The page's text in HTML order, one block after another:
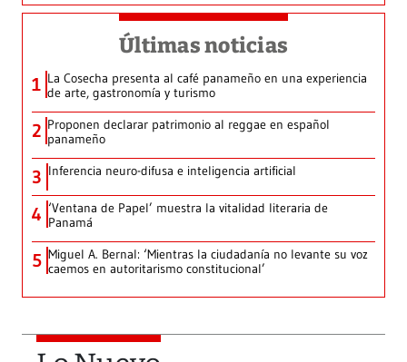
Últimas noticias
1 La Cosecha presenta al café panameño en una experiencia
de arte, gastronomía y turismo
2 Proponen declarar patrimonio al reggae en español
panameño
3 Inferencia neuro-difusa e inteligencia artificial
4 ‘Ventana de Papel’ muestra la vitalidad literaria de
Panamá
5 Miguel A. Bernal: ‘Mientras la ciudadanía no levante su voz
caemos en autoritarismo constitucional’